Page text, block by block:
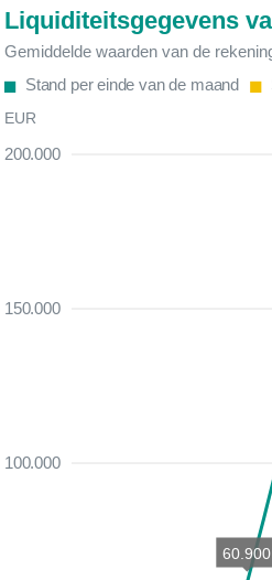
Liquiditeitsgegevens
Gemiddelde waarden van de
EUR
Stand per einde van de maand
100.000
150.000
200.000
60.900